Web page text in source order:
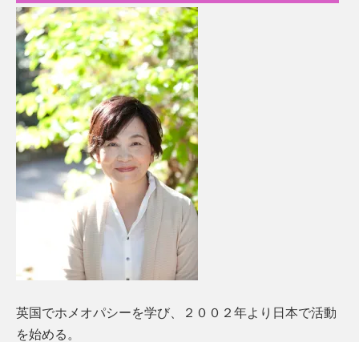
英国でホメオパシーを学び、２００２年より日本で活動
を始める。